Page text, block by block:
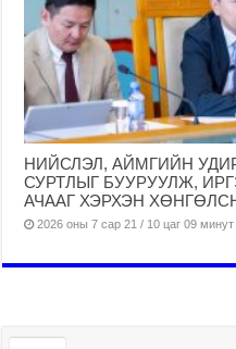
НИЙСЛЭЛ, АЙМГИЙН
СУРТЛЫГ БУУРУУЛЖ,
АЧААГ ХЭРХЭН
2026 оны 7 сар 21 / 10 цаг 09 минут